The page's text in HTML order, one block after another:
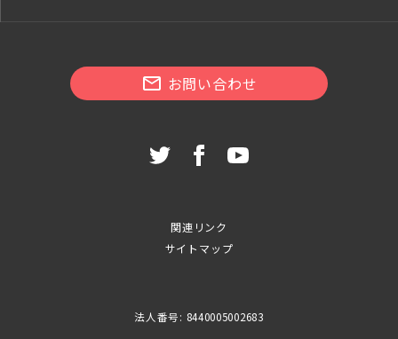
お問い合わせ
関連リンク
サイトマップ
法人番号: 8440005002683